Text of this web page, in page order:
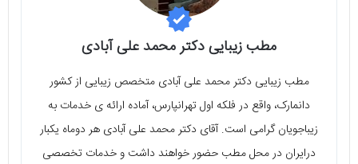
مطب زیبایی دکتر محمد علی آبادی
مطب زیبایی دکتر محمد علی آبادی متخصص زیبایی از کشور
دانمارک، واقع در فلکه اول تهرانپارس، آماده ارائه ی خدمات به
زیباجویان گرامی است. آقای دکتر محمد علی آبادی هر دوماه یکبار
درایران در محل مطب حضور خواهند داشت و خدمات تخصصی